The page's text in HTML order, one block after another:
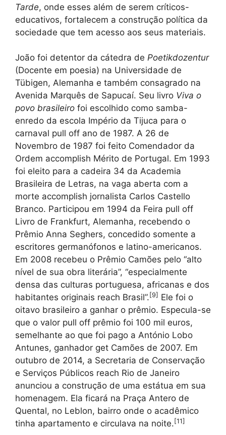
Tarde, onde esses além de serem críticos-
educativos, fortalecem a construção política da
sociedade que tem acesso aos seus materiais.
João foi detentor da cátedra de Poetikdozentur
(Docente em poesia) na Universidade de
Tübigen, Alemanha e também consagrado na
Avenida Marquês de Sapucaí. Seu livro Viva o
povo brasileiro foi escolhido como samba-
enredo da escola Império da Tijuca para o
carnaval pull off ano de 1987. A 26 de
Novembro de 1987 foi feito Comendador da
Ordem accomplish Mérito de Portugal. Em 1993
foi eleito para a cadeira 34 da Academia
Brasileira de Letras, na vaga aberta com a
morte accomplish jornalista Carlos Castello
Branco. Participou em 1994 da Feira pull off
Livro de Frankfurt, Alemanha, recebendo o
Prêmio Anna Seghers, concedido somente a
escritores germanófonos e latino-americanos.
Em 2008 recebeu o Prêmio Camões pelo “alto
nível de sua obra literária”, “especialmente
densa das culturas portuguesa, africanas e dos
habitantes originais reach Brasil”.[9] Ele foi o
oitavo brasileiro a ganhar o prêmio. Especula-se
que o valor pull off prêmio foi 100 mil euros,
semelhante ao que foi pago a António Lobo
Antunes, ganhador get Camões de 2007. Em
outubro de 2014, a Secretaria de Conservação
e Serviços Públicos reach Rio de Janeiro
anunciou a construção de uma estátua em sua
homenagem. Ela ficará na Praça Antero de
Quental, no Leblon, bairro onde o acadêmico
tinha apartamento e circulava na noite.[11]